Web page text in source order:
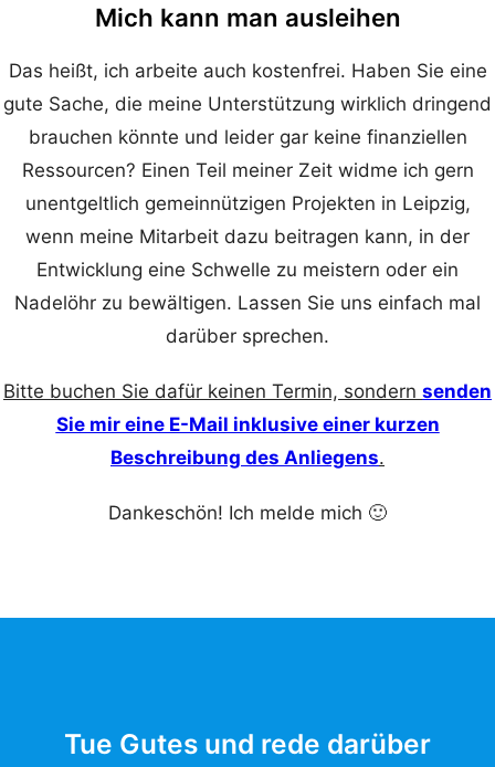
Mich kann man ausleihen
Das heißt, ich arbeite auch kostenfrei. Haben Sie eine
gute Sache, die meine Unterstützung wirklich dringend
brauchen könnte und leider gar keine finanziellen
Ressourcen? Einen Teil meiner Zeit widme ich gern
unentgeltlich gemeinnützigen Projekten in Leipzig,
wenn meine Mitarbeit dazu beitragen kann, in der
Entwicklung eine Schwelle zu meistern oder ein
Nadelöhr zu bewältigen. Lassen Sie uns einfach mal
darüber sprechen.
Bitte buchen Sie dafür keinen Termin, sondern senden
Sie mir eine E-Mail inklusive einer kurzen
Beschreibung des Anliegens.
Dankeschön! Ich melde mich 🙂
Tue Gutes und rede darüber